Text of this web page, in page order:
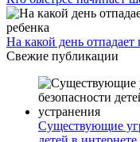
На какой день
Свежие публикации
Существующие